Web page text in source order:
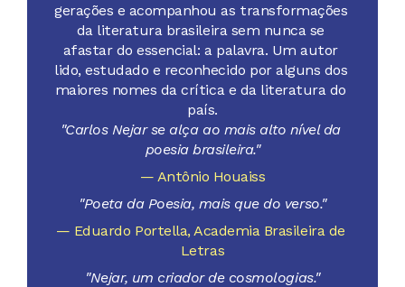
gerações e acompanhou as transformações
da literatura brasileira sem nunca se
afastar do essencial: a palavra. Um autor
lido, estudado e reconhecido por alguns dos
maiores nomes da crítica e da literatura do
país.
"Carlos Nejar se alça ao mais alto nível da
poesia brasileira."
— Antônio Houaiss
"Poeta da Poesia, mais que do verso."
— Eduardo Portella, Academia Brasileira de
Letras
"Nejar, um criador de cosmologias."